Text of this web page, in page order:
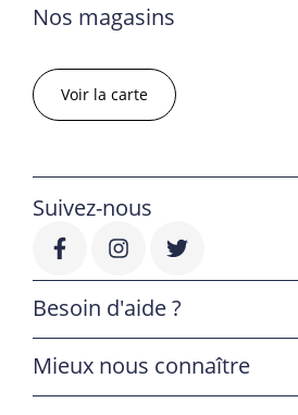
Nos magasins
Voir la carte
Suivez-nous
Besoin d'aide ?
Mieux nous connaître